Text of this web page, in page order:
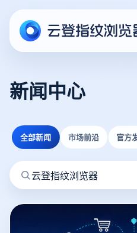
新闻中心
全部新闻 市场前沿 官方